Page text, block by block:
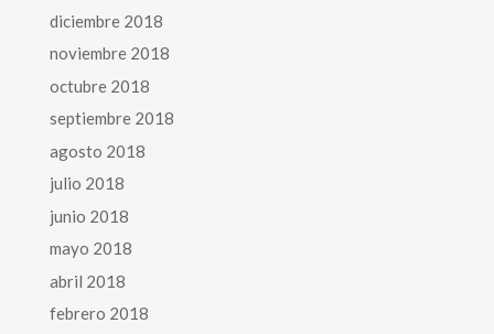
diciembre 2018
noviembre 2018
octubre 2018
septiembre 2018
agosto 2018
julio 2018
junio 2018
mayo 2018
abril 2018
febrero 2018